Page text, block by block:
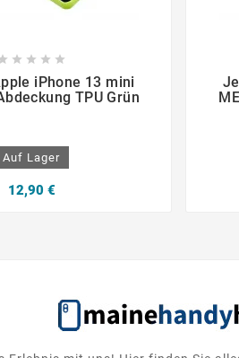
   
iPhone 13 mini
TPU Grün
Auf Lager
12,90 €